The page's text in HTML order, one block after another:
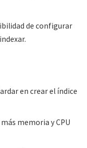
de configurar
en crear el índice
memoria y CPU